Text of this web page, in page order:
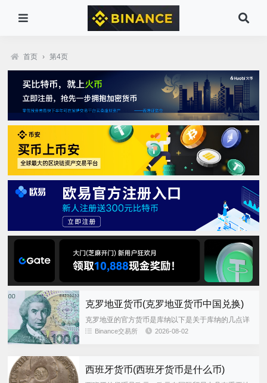
首页 › 第4页
克罗地亚货币(克罗地亚货币中国兑换)
克罗地亚的官方货币是库纳以下是关于库纳的几点详
细说明官方地位库纳是克罗地亚的法定货币，就像人
Binance交易所 2026-08-02
西班牙货币(西班牙货币是什么币)